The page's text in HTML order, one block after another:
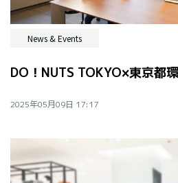
News & Events
2025年05月09日 17:17